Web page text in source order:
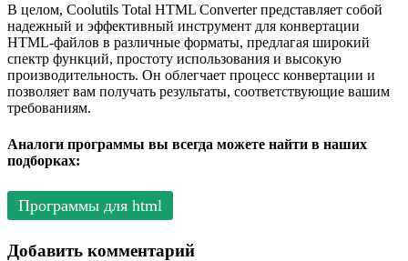
В целом, Coolutils Total HTML Converter представляет собой
надежный и эффективный инструмент для конвертации
HTML-файлов в различные форматы, предлагая широкий
спектр функций, простоту использования и высокую
производительность. Он облегчает процесс конвертации и
позволяет вам получать результаты, соответствующие вашим
требованиям.
Аналоги программы вы всегда можете найти в наших
подборках:
Программы для html
Добавить комментарий